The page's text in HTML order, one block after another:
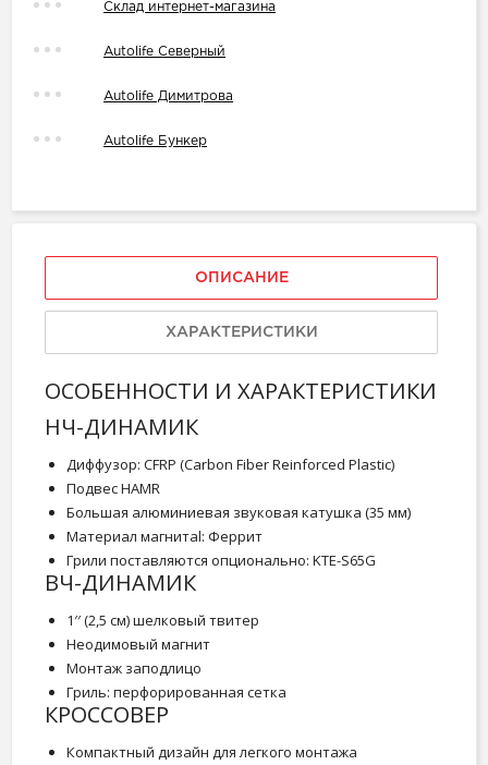
Склад интернет-магазина
Autolife Северный
Autolife Димитрова
Autolife Бункер
ОПИСАНИЕ
ХАРАКТЕРИСТИКИ
ОСОБЕННОСТИ И ХАРАКТЕРИСТИКИ
НЧ-ДИНАМИК
Диффузор: CFRP (Carbon Fiber Reinforced Plastic)
Подвес HAMR
Большая алюминиевая звуковая катушка (35 мм)
Материал магнитаl: Феррит
Грили поставляются опционально: KTE-S65G
ВЧ-ДИНАМИК
1′′ (2,5 см) шелковый твитер
Неодимовый магнит
Монтаж заподлицо
Гриль: перфорированная сетка
КРОССОВЕР
Компактный дизайн для легкого монтажа